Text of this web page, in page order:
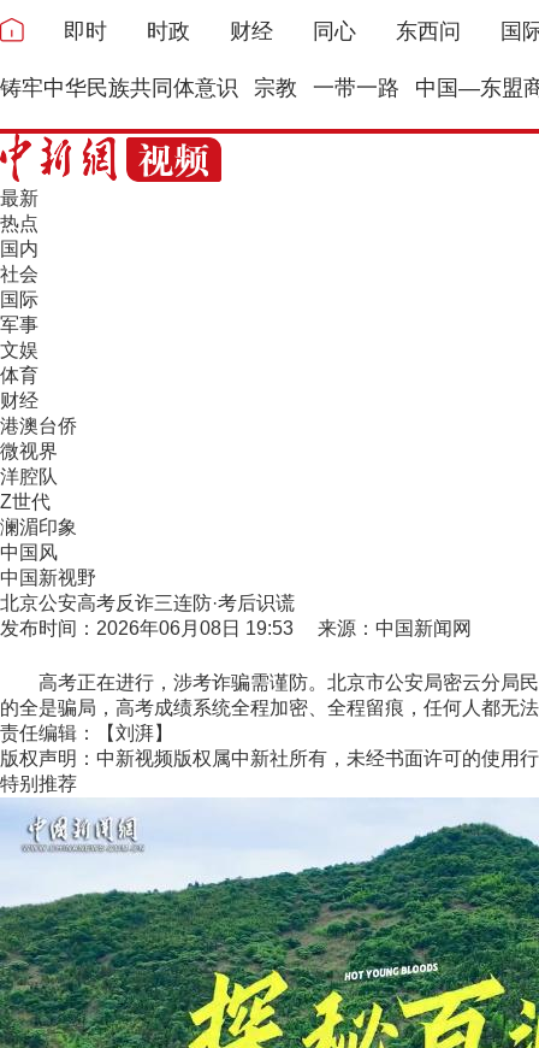
即时 时政 财经 同心 东西问 国
铸牢中华民族共同体意识 宗教 一带一路 中国—东盟
最新
热点
国内
社会
国际
军事
文娱
体育
财经
港澳台侨
微视界
洋腔队
Z世代
澜湄印象
中国风
中国新视野
北京公安高考反诈三连防·考后识谎
发布时间：2026年06月08日 19:53 来源：中国新闻网
高考正在进行，涉考诈骗需谨防。北京市公安局密云分局民
的全是骗局，高考成绩系统全程加密、全程留痕，任何人都无
责任编辑：【刘湃】
版权声明：中新视频版权属中新社所有，未经书面许可的使用
特别推荐